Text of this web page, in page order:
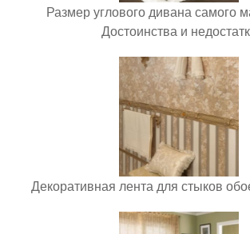
Размер углового дивана самого
Достоинства и
Декоративная лента для стыков